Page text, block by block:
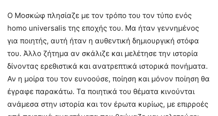
Ο Μοσκώφ πλησίαζε με τον τρόπο του τον τύπο ενός
homo universalis της εποχής του. Μα ήταν γεννημένος
για ποιητής, αυτή ήταν η αυθεντική δημιουργική στόφα
του. Άλλο ζήτημα αν σκάλιζε και μελέτησε την ιστορία
δίνοντας ερεθιστικά και ανατρεπτικά ιστορικά πονήματα.
Αν η μοίρα του τον ευνοούσε, ποίηση και μόνον ποίηση θα
έγραφε παρακάτω. Τα ποιητικά του θέματα κινούνται
ανάμεσα στην ιστορία και τον έρωτα κυρίως, με επιρροές